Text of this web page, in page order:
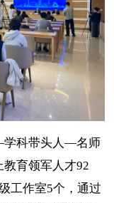
学科带头人—名师
育领军人才92
工作室5个，通过